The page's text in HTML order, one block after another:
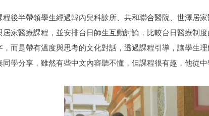
程後半帶領學生經過韓內兒科診所、共和聯合醫院、世澤居
居家醫療課程，並安排台日師生互動討論，比較台日醫療制
，而是帶有溫度與思考的文化對話，透過課程引導，讓學生
同學分享，雖然有些中文內容聽不懂，但課程很有趣，他從